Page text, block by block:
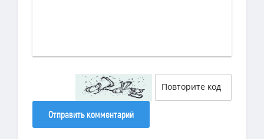
Отправить комментарий